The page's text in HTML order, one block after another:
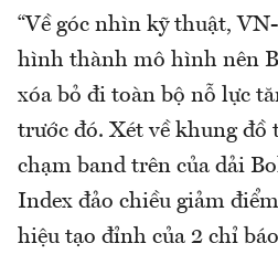
“Về góc nhìn kỹ thuật,
hình thành mô hình nên
xóa bỏ đi toàn bộ nỗ lực
trước đó. Xét về khung đồ
chạm band trên của dải
Index đảo chiều giảm
hiệu tạo đỉnh của 2 chỉ